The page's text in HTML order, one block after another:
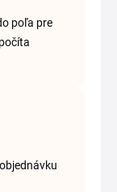
poľa pre